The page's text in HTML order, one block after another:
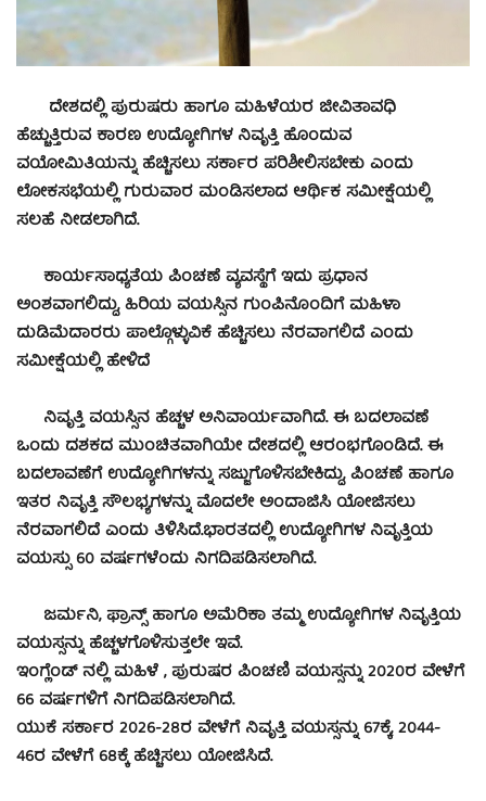
ದೇಶದಲ್ಲಿ ಪುರುಷರು ಹಾಗೂ ಮಹಿಳೆಯರ ಜೀವಿತಾವಧಿ
ಹೆಚ್ಚುತ್ತಿರುವ ಕಾರಣ ಉದ್ಯೋಗಿಗಳ ನಿವೃತ್ತಿ ಹೊಂದುವ
ವಯೋಮಿತಿಯನ್ನು ಹೆಚ್ಚಿಸಲು ಸರ್ಕಾರ ಪರಿಶೀಲಿಸಬೇಕು ಎಂದು
ಲೋಕಸಭೆಯಲ್ಲಿ ಗುರುವಾರ ಮಂಡಿಸಲಾದ ಆರ್ಥಿಕ ಸಮೀಕ್ಷೆಯಲ್ಲಿ
ಸಲಹೆ ನೀಡಲಾಗಿದೆ.
ಕಾರ್ಯಸಾಧ್ಯತೆಯ ಪಿಂಚಣೆ ವ್ಯವಸ್ಥೆಗೆ ಇದು ಪ್ರಧಾನ
ಅಂಶವಾಗಲಿದ್ದು, ಹಿರಿಯ ವಯಸ್ಸಿನ ಗುಂಪಿನೊಂದಿಗೆ ಮಹಿಳಾ
ದುಡಿಮೆದಾರರು ಪಾಲ್ಗೊಳ್ಳುವಿಕೆ ಹೆಚ್ಚಿಸಲು ನೆರವಾಗಲಿದೆ ಎಂದು
ಸಮೀಕ್ಷೆಯಲ್ಲಿ ಹೇಳಿದೆ
ನಿವೃತ್ತಿ ವಯಸ್ಸಿನ ಹೆಚ್ಚಳ ಅನಿವಾರ್ಯವಾಗಿದೆ. ಈ ಬದಲಾವಣೆ
ಒಂದು ದಶಕದ ಮುಂಚಿತವಾಗಿಯೇ ದೇಶದಲ್ಲಿ ಆರಂಭಗೊಂಡಿದೆ. ಈ
ಬದಲಾವಣೆಗೆ ಉದ್ಯೋಗಿಗಳನ್ನು ಸಜ್ಜುಗೊಳಿಸಬೇಕಿದ್ದು, ಪಿಂಚಣೆ ಹಾಗೂ
ಇತರ ನಿವೃತ್ತಿ ಸೌಲಭ್ಯಗಳನ್ನು ಮೊದಲೇ ಅಂದಾಜಿಸಿ ಯೋಜಿಸಲು
ನೆರವಾಗಲಿದೆ ಎಂದು ತಿಳಿಸಿದೆ.ಭಾರತದಲ್ಲಿ ಉದ್ಯೋಗಿಗಳ ನಿವೃತ್ತಿಯ
ವಯಸ್ಸು 60 ವರ್ಷಗಳೆಂದು ನಿಗದಿಪಡಿಸಲಾಗಿದೆ.
ಜರ್ಮನಿ, ಫ್ರಾನ್ಸ್ ಹಾಗೂ ಅಮೆರಿಕಾ ತಮ್ಮ ಉದ್ಯೋಗಿಗಳ ನಿವೃತ್ತಿಯ
ವಯಸ್ಸನ್ನು ಹೆಚ್ಚಳಗೊಳಿಸುತ್ತಲೇ ಇವೆ.
ಇಂಗ್ಲೆಂಡ್ ನಲ್ಲಿ ಮಹಿಳೆ , ಪುರುಷರ ಪಿಂಚಣಿ ವಯಸ್ಸನ್ನು 2020ರ ವೇಳೆಗೆ
66 ವರ್ಷಗಳಿಗೆ ನಿಗದಿಪಡಿಸಲಾಗಿದೆ.
ಯುಕೆ ಸರ್ಕಾರ 2026-28ರ ವೇಳೆಗೆ ನಿವೃತ್ತಿ ವಯಸ್ಸನ್ನು 67ಕ್ಕೆ, 2044-
46ರ ವೇಳೆಗೆ 68ಕ್ಕೆ ಹೆಚ್ಚಿಸಲು ಯೋಜಿಸಿದೆ.